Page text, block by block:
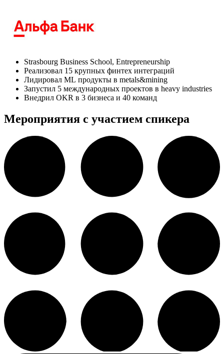
Strasbourg Business School, Entrepreneurship
Реализовал 15 крупных финтех интеграций
Лидировал ML продукты в metals&mining
Запустил 5 международных проектов в heavy industries
Внедрил OKR в 3 бизнеса и 40 команд
Мероприятия с участием спикера